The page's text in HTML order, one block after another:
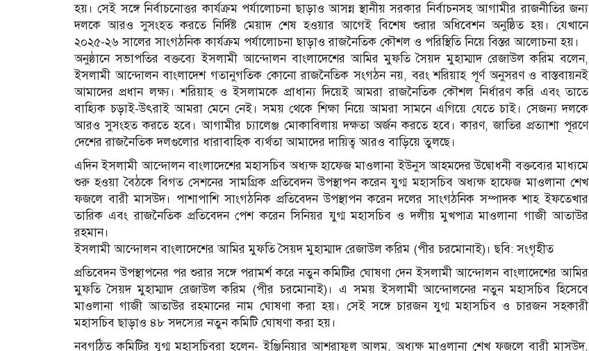
হয়। সেই সঙ্গে নির্বাচনোত্তর কার্যক্রম পর্যালোচনা ছাড়াও আসন্ন স্থানীয় সরকার নির্বাচনসহ আগামীর রাজনীতির জন্য
দলকে আরও সুসংহত করতে নির্দিষ্ট মেয়াদ শেষ হওয়ার আগেই বিশেষ শুরার অধিবেশন অনুষ্ঠিত হয়। যেখানে
২০২৫-২৬ সালের সাংগঠনিক কার্যক্রম পর্যালোচনা ছাড়াও রাজনৈতিক কৌশল ও পরিস্থিতি নিয়ে বিস্তর আলোচনা হয়।
অনুষ্ঠানে সভাপতির বক্তব্যে ইসলামী আন্দোলন বাংলাদেশের আমির মুফতি সৈয়দ মুহাম্মাদ রেজাউল করিম বলেন,
ইসলামী আন্দোলন বাংলাদেশ গতানুগতিক কোনো রাজনৈতিক সংগঠন নয়, বরং শরিয়াহ পূর্ণ অনুসরণ ও বাস্তবায়নই
আমাদের প্রধান লক্ষ্য। শরিয়াহ ও ইসলামকে প্রাধান্য দিয়েই আমরা রাজনৈতিক কৌশল নির্ধারণ করি এবং তাতে
বাহ্যিক চড়াই-উৎরাই আমরা মেনে নেই। সময় থেকে শিক্ষা নিয়ে আমরা সামনে এগিয়ে যেতে চাই। সেজন্য দলকে
আরও সুসংহত করতে হবে। আগামীর চ্যালেঞ্জ মোকাবিলায় দক্ষতা অর্জন করতে হবে। কারণ, জাতির প্রত্যাশা পূরণে
দেশের রাজনৈতিক দলগুলোর ধারাবাহিক ব্যর্থতা আমাদের দায়িত্ব আরও বাড়িয়ে তুলছে।
এদিন ইসলামী আন্দোলন বাংলাদেশের মহাসচিব অধ্যক্ষ হাফেজ মাওলানা ইউনুস আহমদের উদ্বোধনী বক্তব্যের মাধ্যমে
শুরু হওয়া বৈঠকে বিগত সেশনের সামগ্রিক প্রতিবেদন উপস্থাপন করেন যুগ্ম মহাসচিব অধ্যক্ষ হাফেজ মাওলানা শেখ
ফজলে বারী মাসউদ। পাশাপাশি সাংগঠনিক প্রতিবেদন উপস্থাপন করেন দলের সাংগঠনিক সম্পাদক শাহ ইফতেখার
তারিক এবং রাজনৈতিক প্রতিবেদন পেশ করেন সিনিয়র যুগ্ম মহাসচিব ও দলীয় মুখপাত্র মাওলানা গাজী আতাউর
রহমান।
ইসলামী আন্দোলন বাংলাদেশের আমির মুফতি সৈয়দ মুহাম্মাদ রেজাউল করিম (পীর চরমোনাই)। ছবি: সংগৃহীত
প্রতিবেদন উপস্থাপনের পর শুরার সঙ্গে পরামর্শ করে নতুন কমিটির ঘোষণা দেন ইসলামী আন্দোলন বাংলাদেশের আমির
মুফতি সৈয়দ মুহাম্মাদ রেজাউল করিম (পীর চরমোনাই)। এ সময় ইসলামী আন্দোলনের নতুন মহাসচিব হিসেবে
মাওলানা গাজী আতাউর রহমানের নাম ঘোষণা করা হয়। সেই সঙ্গে চারজন যুগ্ম মহাসচিব ও চারজন সহকারী
মহাসচিব ছাড়াও ৪৮ সদস্যের নতুন কমিটি ঘোষণা করা হয়।
নবগঠিত কমিটির যুগ্ম মহাসচিবরা হলেন- ইঞ্জিনিয়ার আশরাফুল আলম, অধ্যক্ষ মাওলানা শেখ ফজলে বারী মাসউদ,